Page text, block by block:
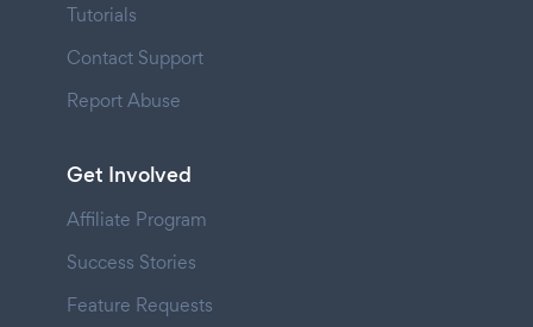
Tutorials
Contact Support
Report Abuse
Get Involved
Affiliate Program
Success Stories
Feature Requests